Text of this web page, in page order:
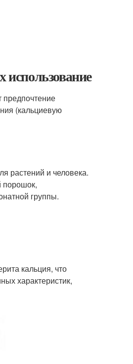
использование
предпочтение
(кальциевую
растений и человека.
порошок,
группы.
кальция, что
характеристик,